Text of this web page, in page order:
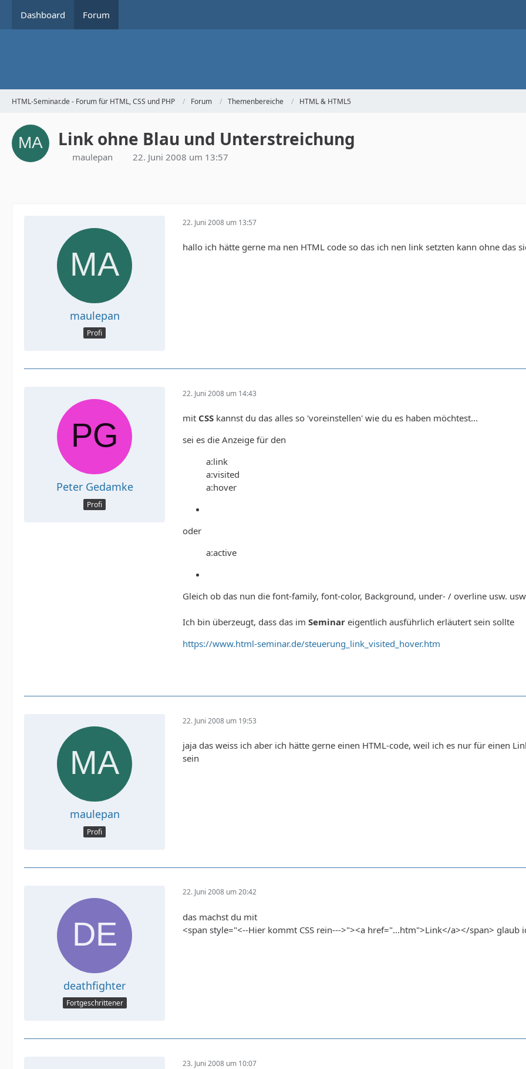
Dashboard Forum
HTML-Seminar.de - Forum für HTML, CSS und PHP Forum Themenbereiche HTML & HTML5
Link ohne Blau und Unterstreichung
maulepan 22. Juni 2008 um 13:57
maulepan
Profi
22. Juni 2008 um 13:57
hallo ich hätte gerne ma nen HTML code so das ich nen link setzten kann ohne das
Peter Gedamke
Profi
22. Juni 2008 um 14:43
mit CSS kannst du das alles so 'voreinstellen' wie du es haben möchtest...
sei es die Anzeige für den
a:link
a:visited
a:hover
oder
a:active
Gleich ob das nun die font-family, font-color, Background, under- / overline usw.
Ich bin überzeugt, dass das im Seminar eigentlich ausführlich erläutert sein sollte
https://www.html-seminar.de/steuerung_link_visited_hover.htm
maulepan
Profi
22. Juni 2008 um 19:53
jaja das weiss ich aber ich hätte gerne einen HTML-code, weil ich es nur für einen
sein
deathfighter
Fortgeschrittener
22. Juni 2008 um 20:42
das machst du mit
<span style="<--Hier kommt CSS rein--->"><a href="...htm">Link</a></span> glaub
23. Juni 2008 um 10:07